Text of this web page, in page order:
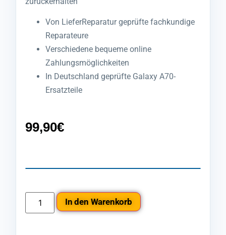
Von LieferReparatur geprüfte fachkundige
Reparateure
Verschiedene bequeme online
Zahlungsmöglichkeiten
In Deutschland geprüfte Galaxy A70-
Ersatzteile
99,90€
In den Warenkorb